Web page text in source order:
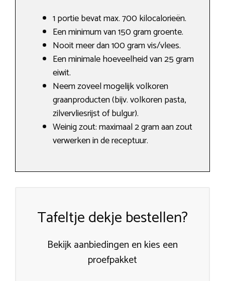
1 portie bevat max. 700 kilocalorieën.
Een minimum van 150 gram groente.
Nooit meer dan 100 gram vis/vlees.
Een minimale hoeveelheid van 25 gram
eiwit.
Neem zoveel mogelijk volkoren
graanproducten (bijv. volkoren pasta,
zilvervliesrijst of bulgur).
Weinig zout: maximaal 2 gram aan zout
verwerken in de receptuur.
Tafeltje dekje bestellen?
Bekijk aanbiedingen en kies een
proefpakket